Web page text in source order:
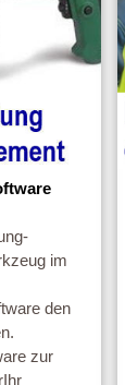
im
den
zur